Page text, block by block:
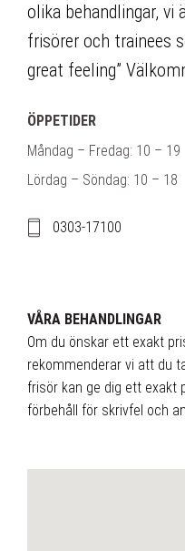
olika behandlingar, vi
frisörer och trainees
great feeling”
ÖPPETIDER
Måndag – Fredag: 10 – 19
Lördag – Söndag: 10 – 18
0303-17100
VÅRA BEHANDLINGAR
Om du önskar ett exakt
rekommenderar vi att du
frisör kan ge dig ett exakt
förbehåll för skrivfel och